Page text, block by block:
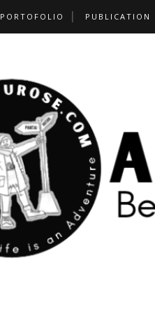
PORTOFOLIO PUBLICATION